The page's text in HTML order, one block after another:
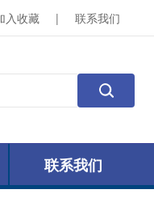
入收藏 | 联系我们
联系我们